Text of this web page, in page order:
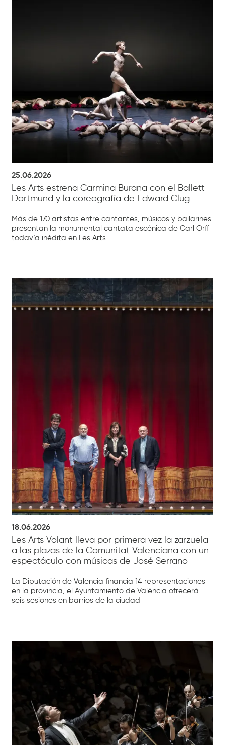
25.06.2026
Les Arts estrena Carmina Burana con el Ballett
Dortmund y la coreografía de Edward Clug
Más de 170 artistas entre cantantes, músicos y bailarines
presentan la monumental cantata escénica de Carl Orff
todavía inédita en Les Arts
18.06.2026
Les Arts Volant lleva por primera vez la zarzuela
a las plazas de la Comunitat Valenciana con un
espectáculo con músicas de José Serrano
La Diputación de Valencia financia 14 representaciones
en la provincia, el Ayuntamiento de València ofrecerá
seis sesiones en barrios de la ciudad